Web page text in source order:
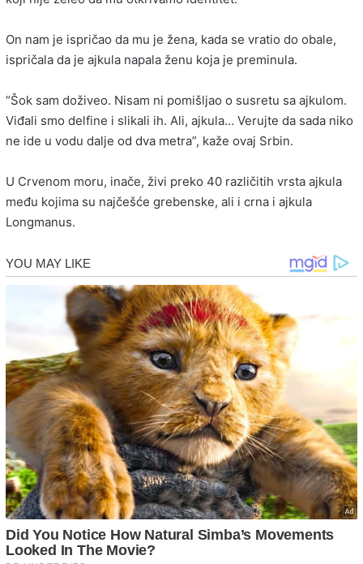
On nam je ispričao da mu je žena, kada se vratio do obale,
ispričala da je ajkula napala ženu koja je preminula.
“Šok sam doživeo. Nisam ni pomišljao o susretu sa ajkulom.
Viđali smo delfine i slikali ih. Ali, ajkula… Verujte da sada niko
ne ide u vodu dalje od dva metra”, kaže ovaj Srbin.
U Crvenom moru, inače, živi preko 40 različitih vrsta ajkula
među kojima su najčešće grebenske, ali i crna i ajkula
Longmanus.